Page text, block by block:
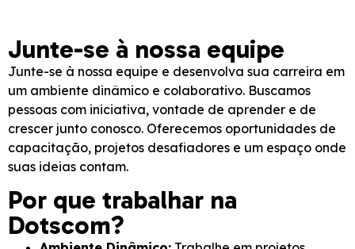
Junte-se à nossa equipe
Junte-se à nossa equipe e desenvolva sua carreira em
um ambiente dinâmico e colaborativo. Buscamos
pessoas com iniciativa, vontade de aprender e de
crescer junto conosco. Oferecemos oportunidades de
capacitação, projetos desafiadores e um espaço onde
suas ideias contam.
Por que trabalhar na
Dotscom?